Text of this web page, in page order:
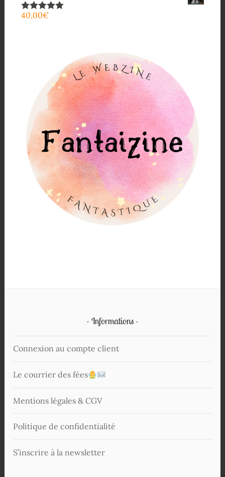
Note5.00
40,00€
Informations
Connexion au compte client
Le courrier des fées
Mentions légales & CGV
Politique de confidentialité
S’inscrire à la newsletter